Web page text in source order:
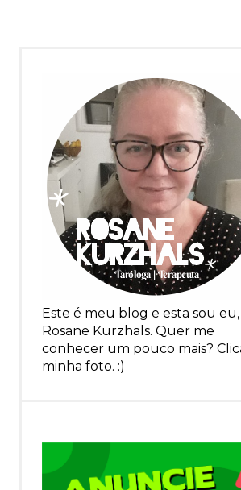
Este é meu blog e esta sou eu,
Rosane Kurzhals. Quer me
conhecer um pouco mais?
minha foto. :)